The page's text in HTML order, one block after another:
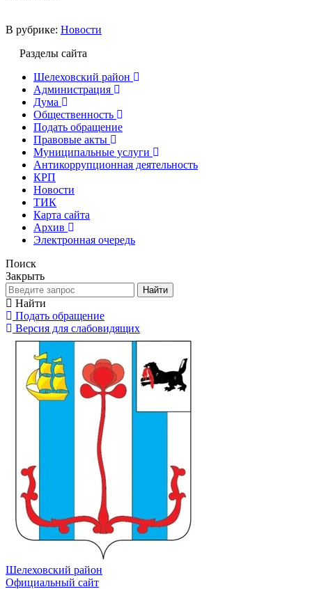
В рубрике: Новости
Разделы сайта
Шелеховский район
Администрация
Дума
Общественность
Подать обращение
Правовые акты
Муниципальные услуги
Антикоррупционная деятельность
КРП
Новости
ТИК
Карта сайта
Архив
Электронная очередь
Поиск
Закрыть
Найти
Найти
Подать обращение
Версия для слабовидящих
Шелеховский район
Официальный сайт